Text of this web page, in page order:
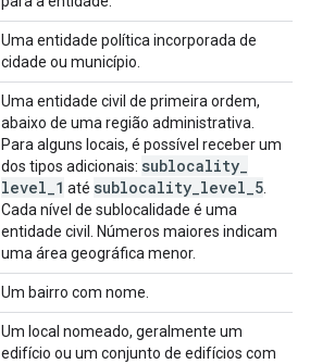
Uma entidade política incorporada de
cidade ou município.
Uma entidade civil de primeira ordem,
abaixo de uma região administrativa.
Para alguns locais, é possível receber um
dos tipos adicionais: sublocality
level 1 até sublocality level 5
Cada nível de sublocalidade é uma
entidade civil. Números maiores indicam
uma área geográfica menor.
Um bairro com nome.
Um local nomeado, geralmente um
edifício ou um conjunto de edifícios com